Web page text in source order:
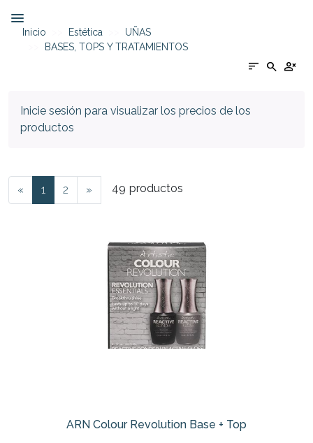
Inicio Estética
UÑAS
BASES, TOPS Y TRATAMIENTOS
sort search person_cancel
Inicie sesión para visualizar los precios de los
productos
« 1 2 » 49 productos
ARN Colour Revolution Base + Top